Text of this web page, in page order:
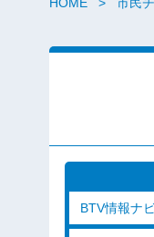
HOME 市民
BTV情報ナ